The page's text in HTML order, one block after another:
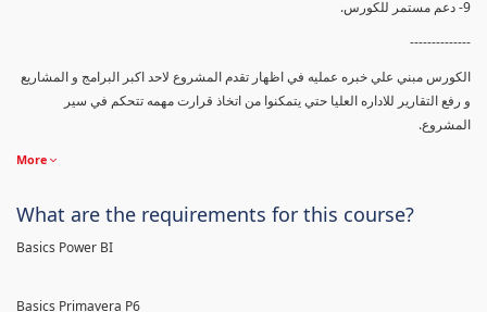
9- دعم مستمر للكورس.
--------------
الكورس مبني علي خبره عمليه في اظهار تقدم المشروع لاحد اكبر البرامج و المشاريع
و رفع التقارير للاداره العليا حتي يتمكنوا من اتخاذ قرارت مهمه تتحكم في سير
المشروع.
More
What are the requirements for this course?
Basics Power BI
Basics Primavera P6